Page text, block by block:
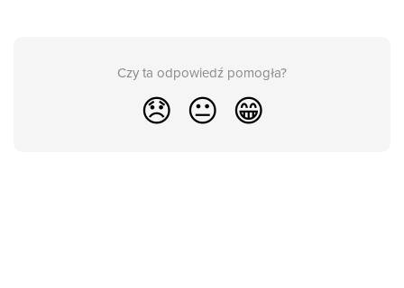
Czy ta odpowiedź pomogła?
😞 😐 😁